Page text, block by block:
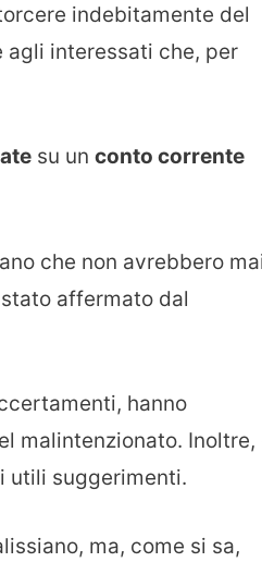
indebitamente del
interessati che, per
su un conto corrente
che non avrebbero
affermato dal
hanno
malintenzionato. Inoltre,
utili suggerimenti.
ma, come si sa,